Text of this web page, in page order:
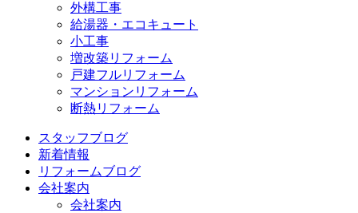
外構工事
給湯器・エコキュート
小工事
増改築リフォーム
戸建フルリフォーム
マンションリフォーム
断熱リフォーム
スタッフブログ
新着情報
リフォームブログ
会社案内
会社案内